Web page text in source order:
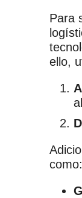
Para
ello,
como: